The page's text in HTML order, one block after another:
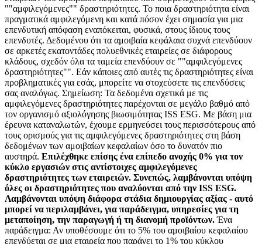
""αμφιλεγόμενες"" δραστηριότητες. Το ποια δραστηριότητα είναι
πραγματικά αμφιλεγόμενη και κατά πόσον έχει σημασία για μια
επενδυτική απόφαση εναπόκειται, φυσικά, στους ίδιους τους
επενδυτές. Δεδομένου ότι τα αμοιβαία κεφάλαια συχνά επενδύουν
σε αρκετές εκατοντάδες πολυεθνικές εταιρείες σε διάφορους
κλάδους, σχεδόν όλα τα ταμεία επενδύουν σε ""αμφιλεγόμενες
δραστηριότητες"". Εάν κάποιες από αυτές τις δραστηριότητες είναι
προβληματικές για εσάς, μπορείτε να στοχεύσετε τις επενδύσεις
σας αναλόγως. Σημείωση: Τα δεδομένα σχετικά με τις
αμφιλεγόμενες δραστηριότητες παρέχονται σε μεγάλο βαθμό από
τον οργανισμό αξιολόγησης βιωσιμότητας ISS ESG. Με βάση μια
έρευνα καταναλωτών, έχουμε ερμηνεύσει τους περισσότερους από
τους ορισμούς για τις αμφιλεγόμενες δραστηριότητες στη βάση
δεδομένων των αμοιβαίων κεφαλαίων όσο το δυνατόν πιο
αυστηρά. Επιλέχθηκε επίσης ένα επίπεδο ανοχής 0% για τον
κύκλο εργασιών στις αντίστοιχες αμφιλεγόμενες
δραστηριότητες των εταιρειών. Συνεπώς, λαμβάνονται υπόψη
όλες οι δραστηριότητες που αναλύονται από την ISS ESG.
Λαμβάνονται υπόψη διάφορα στάδια δημιουργίας αξίας - αυτό
μπορεί να περιλαμβάνει, για παράδειγμα, υπηρεσίες για τη
μεταποίηση, την παραγωγή ή τη διανομή προϊόντων.Ένα
παράδειγμα: Αν υποθέσουμε ότι το 5% του αμοιβαίου κεφαλαίου
επενδύεται σε μια εταιρεία που παράγει το 1% του κύκλου